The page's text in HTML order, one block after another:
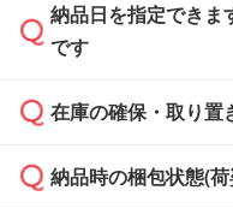
また、卒業・卒園
校や幼稚園・保育
ご希望の際は担当
ください。
ず、通常はPDFデ
ます。
たは注文フォーム
・印刷する場合
ご入金、イメージ
ご入金確認後、1
納品日を指定できま
です
ご希望の納期があ
い。
在庫の確保・取り置
ご入金確認後に在
納品時の梱包状態(